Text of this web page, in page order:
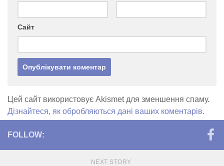
Сайт
Цей сайт використовує Akismet для зменшення спаму.
Дізнайтеся, як обробляються дані ваших коментарів.
FOLLOW:
NEXT STORY